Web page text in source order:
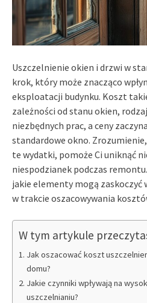
Uszczelnienie okien i drzwi w
krok, który może znacząco
eksploatacji budynku. Koszt
zależności od stanu okien,
niezbędnych prac, a ceny
standardowe okno.
te wydatki, pomoże Ci uniknąć
niespodzianek podczas
jakie elementy mogą zaskoczyć
w trakcie oszacowywania
W tym artykule
Jak oszacować koszt
domu?
Jakie czynniki wpływają na
uszczelnianiu?